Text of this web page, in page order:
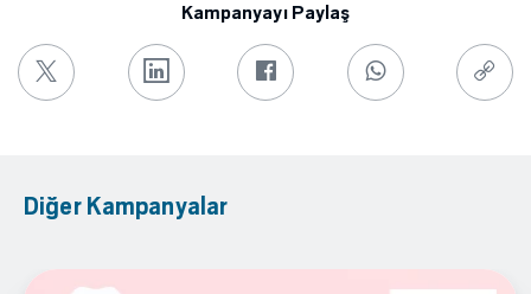
Kampanyayı Paylaş
Diğer Kampanyalar